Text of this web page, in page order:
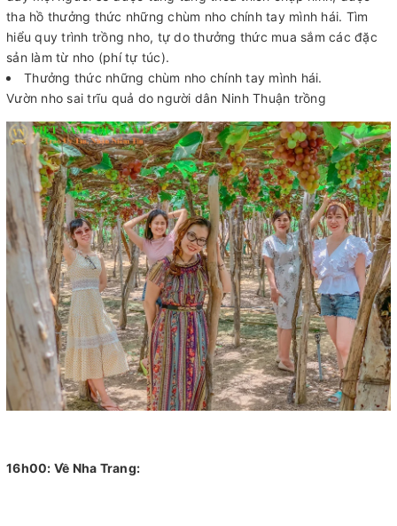
tha hồ thưởng thức những chùm nho chính tay mình hái. Tìm
hiểu quy trình trồng nho, tự do thưởng thức mua sắm các đặc
sản làm từ nho (phí tự túc).
Thưởng thức những chùm nho chính tay mình hái.
Vườn nho sai trĩu quả do người dân Ninh Thuận trồng
16h00: Về Nha Trang: